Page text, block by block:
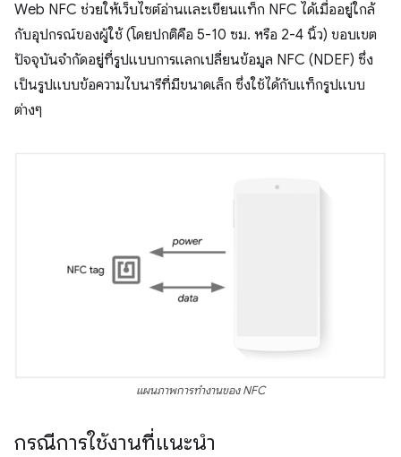
Web NFC ช่วยให้เว็บไซต์อ่านและเขียนแท็ก NFC ได้เมื่ออยู่ใกล้
กับอุปกรณ์ของผู้ใช้ (โดยปกติคือ 5-10 ซม. หรือ 2-4 นิ้ว) ขอบเขต
ปัจจุบันจำกัดอยู่ที่รูปแบบการแลกเปลี่ยนข้อมูล NFC (NDEF) ซึ่ง
เป็นรูปแบบข้อความไบนารีที่มีขนาดเล็ก ซึ่งใช้ได้กับแท็กรูปแบบ
ต่างๆ
แผนภาพการทำงานของ NFC
กรณีการใช้งานที่แนะนำ